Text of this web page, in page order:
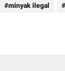
minyak ilegal